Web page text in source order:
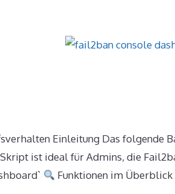
Einleitung Das folgende
ist ideal für Admins, die
Funktionen im